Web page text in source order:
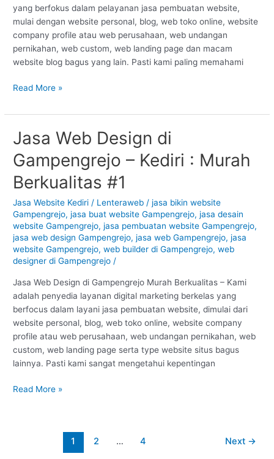
yang berfokus dalam pelayanan jasa pembuatan website,
mulai dengan website personal, blog, web toko online, website
company profile atau web perusahaan, web undangan
pernikahan, web custom, web landing page dan macam
website blog bagus yang lain. Pasti kami paling memahami
Read More »
Jasa Web Design di
Gampengrejo – Kediri : Murah
Berkualitas #1
Jasa Website Kediri / Lenteraweb /jasa bikin website
Gampengrejo,jasa buat website Gampengrejo,jasa desain
website Gampengrejo,jasa pembuatan website Gampengrejo,
jasa web design Gampengrejo,jasa web Gampengrejo,jasa
website Gampengrejo,web builder di Gampengrejo,web
designer di Gampengrejo /
Jasa Web Design di Gampengrejo Murah Berkualitas – Kami
adalah penyedia layanan digital marketing berkelas yang
berfocus dalam layani jasa pembuatan website, dimulai dari
website personal, blog, web toko online, website company
profile atau web perusahaan, web undangan pernikahan, web
custom, web landing page serta type website situs bagus
lainnya. Pasti kami sangat mengetahui kepentingan
Jasa
Web
Design
di
Gampengrejo
–
Kediri
:
Murah
Berkualitas
Read More »
1 2 … 4 Next →